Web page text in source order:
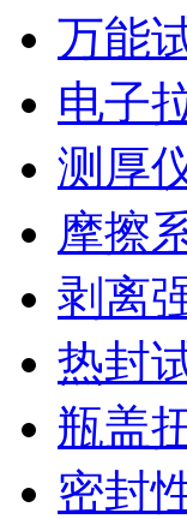
万能
电子
测厚
摩擦
剥离
热封
瓶盖
密封